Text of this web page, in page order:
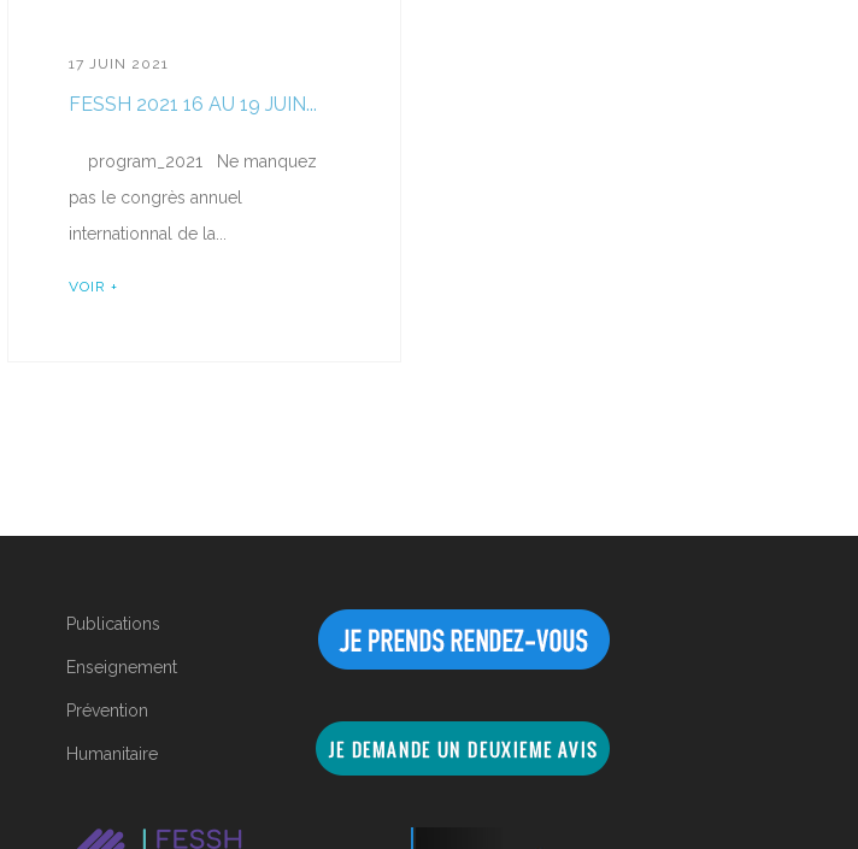
17 JUIN 2021
FESSH 2021 16 AU 19 JUIN...
program_2021 Ne manquez
pas le congrès annuel
internationnal de la...
VOIR +
Publications
Enseignement
Prévention
Humanitaire